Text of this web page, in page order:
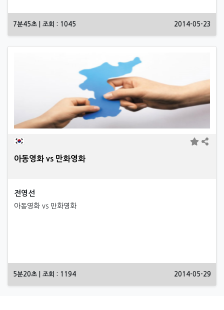
7분45초 | 조회 : 1045 2014-05-23
아동영화 vs 만화영화
전영선
아동영화 vs 만화영화
5분20초 | 조회 : 1194 2014-05-29